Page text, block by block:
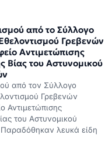
Αντιμετώπισης
Βίας του Αστυνομικού
από τον Σύλλογο
Γρεβενών
Αντιμετώπισης
του Αστυνομικού
λευκά είδη